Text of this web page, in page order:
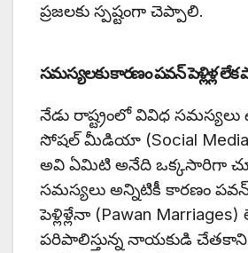
ప్రజలకు స్పష్టంగా చెప్పాలి.
సమస్యలకు కారణం పవన్ పెళ్లిళ్ల
నేడు రాష్ట్రంలో వివిధ
సోషల్ మీడియా (Social Media)
అవి ఏమిటి అనేది ఒక్కసారిగా
సమస్యలు అన్నిటికీ కారణం
పెళ్లిళ్లేనా (Pawan
పరిపాలిస్తున్న నాయకుడి